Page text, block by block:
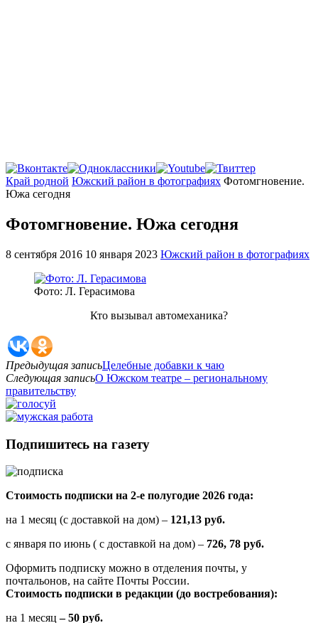
Главная
Край родной Южский район в фотографиях Фотомгновение.
Южа сегодня
Фотомгновение. Южа сегодня
8 сентября 2016 10 января 2023 Южский район в фотографиях
Фото: Л. Герасимова
Кто вызывал автомеханика?
Предыдущая записьЦелебные добавки к чаю
Следующая записьО Южском театре – региональному
правительству
Подпишитесь на газету
Стоимость подписки на 2-е полугодие 2026 года:
на 1 месяц (с доставкой на дом) – 121,13 руб.
с января по июнь ( с доставкой на дом) – 726, 78 руб.
Оформить подписку можно в отделения почты, у
почтальонов, на сайте Почты России.
Стоимость подписки в редакции (до востребования):
на 1 месяц – 50 руб.